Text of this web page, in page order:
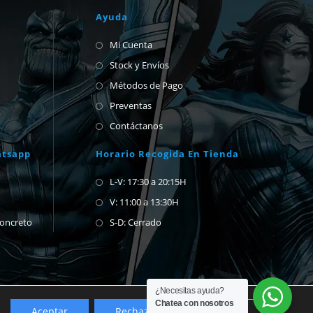
Ayuda
Mi Cuenta
Stock y Envíos
Métodos de Pago
Preventas
Contáctanos
Horario Recogida En Tienda
L-V: 17:30 a 20:15H
V: 11:00 a 13:30H
S-D: Cerrado
¿Necesitas ayuda?
Chatea con nosotros